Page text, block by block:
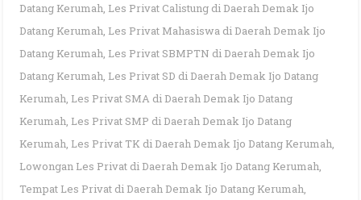
Datang Kerumah, Les Privat Calistung di Daerah Demak Ijo
Datang Kerumah, Les Privat Mahasiswa di Daerah Demak Ijo
Datang Kerumah, Les Privat SBMPTN di Daerah Demak Ijo
Datang Kerumah, Les Privat SD di Daerah Demak Ijo Datang
Kerumah, Les Privat SMA di Daerah Demak Ijo Datang
Kerumah, Les Privat SMP di Daerah Demak Ijo Datang
Kerumah, Les Privat TK di Daerah Demak Ijo Datang Kerumah,
Lowongan Les Privat di Daerah Demak Ijo Datang Kerumah,
Tempat Les Privat di Daerah Demak Ijo Datang Kerumah,